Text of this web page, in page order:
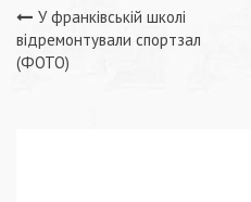
Навігація
записів
У франківській школі
відремонтували спортзал
(ФОТО)